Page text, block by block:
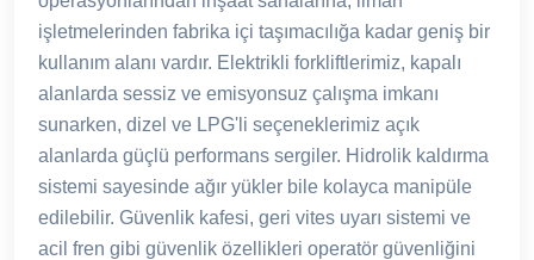
işletmelerinden fabrika içi taşımacılığa kadar geniş bir
kullanım alanı vardır. Elektrikli forkliftlerimiz, kapalı
alanlarda sessiz ve emisyonsuz çalışma imkanı
sunarken, dizel ve LPG'li seçeneklerimiz açık
alanlarda güçlü performans sergiler. Hidrolik kaldırma
sistemi sayesinde ağır yükler bile kolayca manipüle
edilebilir. Güvenlik kafesi, geri vites uyarı sistemi ve
acil fren gibi güvenlik özellikleri operatör güvenliğini